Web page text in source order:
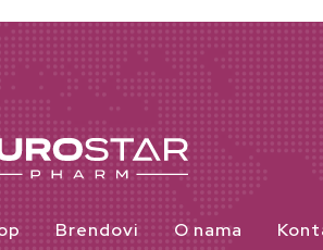
Brendovi O nama